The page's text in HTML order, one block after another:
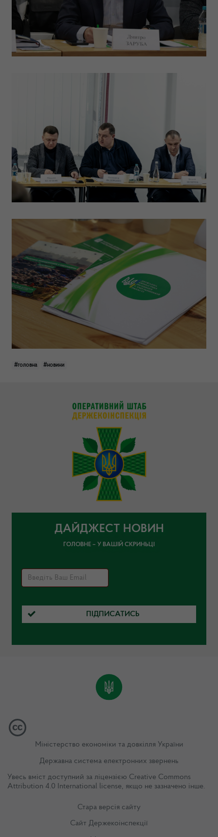
#головна #новини
ДАЙДЖЕСТ НОВИН
ГОЛОВНЕ – У ВАШІЙ СКРИНЬЦІ
ПІДПИСАТИСЬ
Міністерство економіки та довкілля України
Державна система електронних звернень
Увесь вміст доступний за ліцензією Creative Commons
Attribution 4.0 International license, якщо не зазначено інше.
Стара версія сайту
Сайт Держекоінспекції